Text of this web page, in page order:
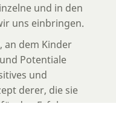
und in den
uns einbringen.
an dem Kinder
Potentiale
und
derer, die sie
den Erfolg